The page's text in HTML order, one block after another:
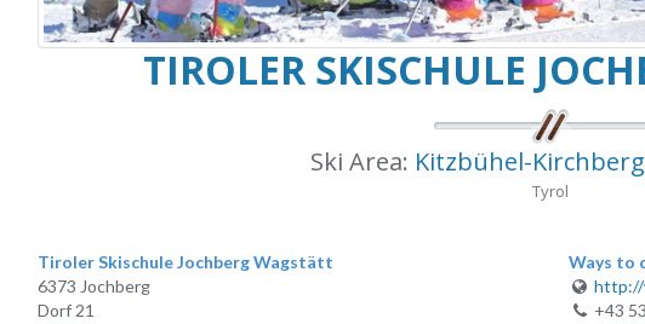
TIROLER SKISCHULE
Ski Area: Kitzbühel-
Tyrol
Tiroler Skischule Jochberg Wagstätt
6373 Jochberg
Dorf 21
Ways to
http://
+43